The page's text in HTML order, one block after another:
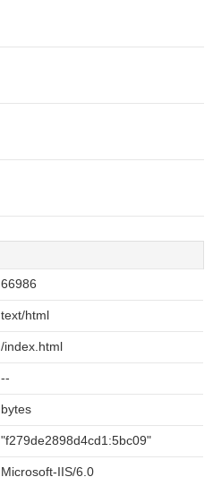
66986
text/html
/index.html
--
bytes
"f279de2898d4cd1:5bc09"
Microsoft-IIS/6.0